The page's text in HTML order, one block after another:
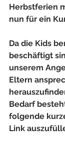
Herbstferien
nun für ein
Da die Kids
beschäftigt
unserem
Eltern
Bedarf
folgende
Link